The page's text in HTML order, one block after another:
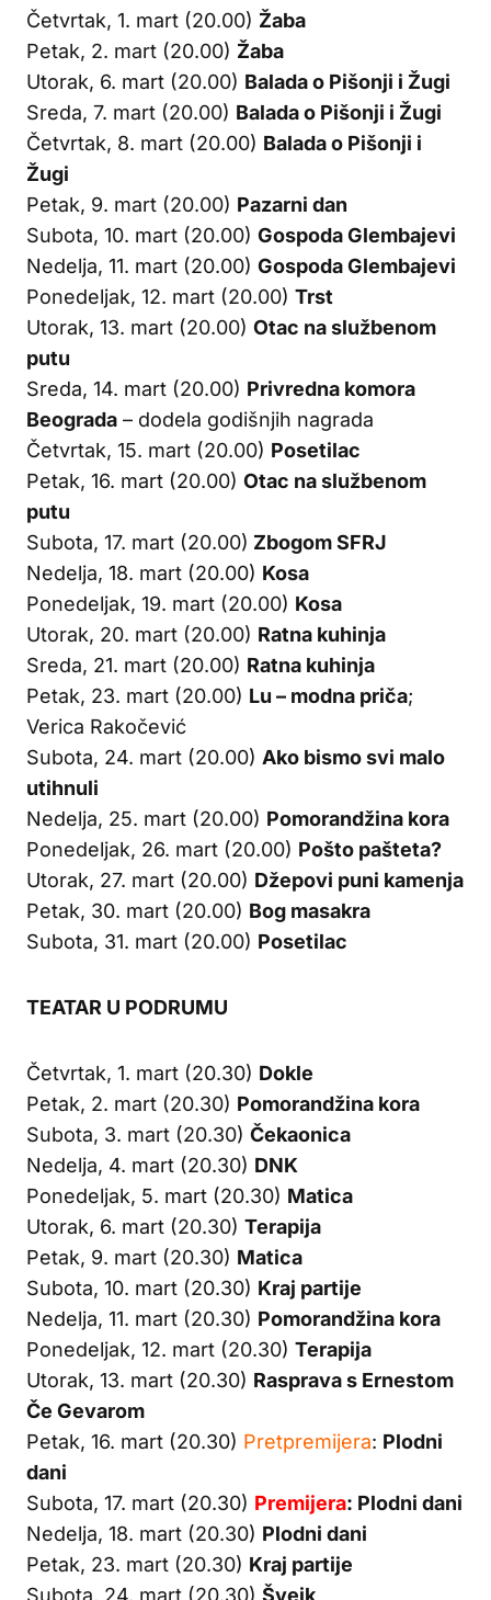
Četvrtak, 1. mart (20.00) Žaba
Petak, 2. mart (20.00) Žaba
Utorak, 6. mart (20.00) Balada o Pišonji i Žugi
Sreda, 7. mart (20.00) Balada o Pišonji i Žugi
Četvrtak, 8. mart (20.00) Balada o Pišonji i
Žugi
Petak, 9. mart (20.00) Pazarni dan
Subota, 10. mart (20.00) Gospoda Glembajevi
Nedelja, 11. mart (20.00) Gospoda Glembajevi
Ponedeljak, 12. mart (20.00) Trst
Utorak, 13. mart (20.00) Otac na službenom
putu
Sreda, 14. mart (20.00) Privredna komora
Beograda – dodela godišnjih nagrada
Četvrtak, 15. mart (20.00) Posetilac
Petak, 16. mart (20.00) Otac na službenom
putu
Subota, 17. mart (20.00) Zbogom SFRJ
Nedelja, 18. mart (20.00) Kosa
Ponedeljak, 19. mart (20.00) Kosa
Utorak, 20. mart (20.00) Ratna kuhinja
Sreda, 21. mart (20.00) Ratna kuhinja
Petak, 23. mart (20.00) Lu – modna priča;
Verica Rakočević
Subota, 24. mart (20.00) Ako bismo svi malo
utihnuli
Nedelja, 25. mart (20.00) Pomorandžina kora
Ponedeljak, 26. mart (20.00) Pošto pašteta?
Utorak, 27. mart (20.00) Džepovi puni kamenja
Petak, 30. mart (20.00) Bog masakra
Subota, 31. mart (20.00) Posetilac
TEATAR U PODRUMU
Četvrtak, 1. mart (20.30) Dokle
Petak, 2. mart (20.30) Pomorandžina kora
Subota, 3. mart (20.30) Čekaonica
Nedelja, 4. mart (20.30) DNK
Ponedeljak, 5. mart (20.30) Matica
Utorak, 6. mart (20.30) Terapija
Petak, 9. mart (20.30) Matica
Subota, 10. mart (20.30) Kraj partije
Nedelja, 11. mart (20.30) Pomorandžina kora
Ponedeljak, 12. mart (20.30) Terapija
Utorak, 13. mart (20.30) Rasprava s Ernestom
Če Gevarom
Petak, 16. mart (20.30) Pretpremijera: Plodni
dani
Subota, 17. mart (20.30) Premijera: Plodni dani
Nedelja, 18. mart (20.30) Plodni dani
Petak, 23. mart (20.30) Kraj partije
Subota, 24. mart (20.30) Švejk